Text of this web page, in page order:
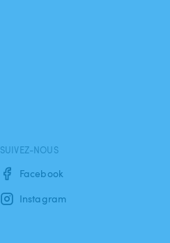
SUIVEZ-NOUS
Facebook
Instagram